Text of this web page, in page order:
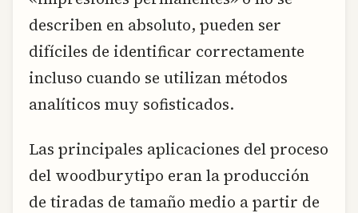
describen en absoluto, pueden ser
difíciles de identificar correctamente
incluso cuando se utilizan métodos
analíticos muy sofisticados.
Las principales aplicaciones del proceso
del woodburytipo eran la producción
de tiradas de tamaño medio a partir de